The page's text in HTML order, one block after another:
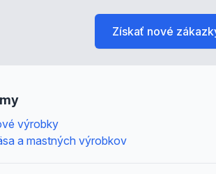
výrobky
a mastných výrobkov
Získať nové